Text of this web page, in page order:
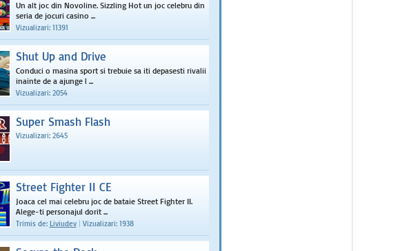
Un alt joc din Novoline. Sizzling Hot un joc celebru din
seria de jocuri casino ...
Vizualizari: 11391
Shut Up and Drive
Conduci o masina sport si trebuie sa iti depasesti rivalii
inainte de a ajunge l ...
Vizualizari: 2054
Super Smash Flash
Vizualizari: 2645
Street Fighter II CE
Joaca cel mai celebru joc de bataie Street Fighter II.
Alege-ti personajul dorit ...
Trimis de: Liviudev Vizualizari: 1938